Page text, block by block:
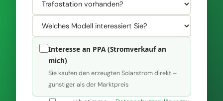
Interesse an PPA (Stromverkauf an
mich)
Sie kaufen den erzeugten Solarstrom direkt –
günstiger als der Marktpreis